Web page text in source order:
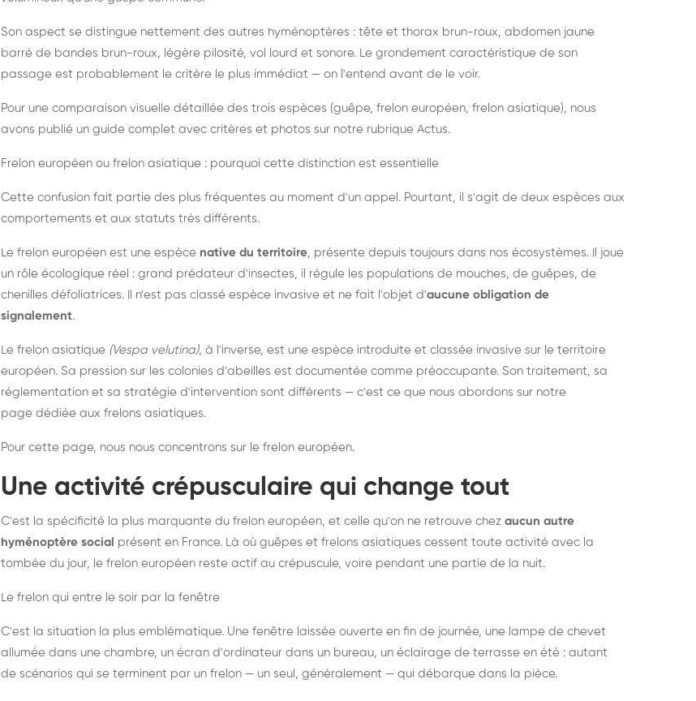
Son aspect se distingue nettement des autres hyménoptères : tête et thorax brun-roux, abdomen jaune
barré de bandes brun-roux, légère pilosité, vol lourd et sonore. Le grondement caractéristique de son
passage est probablement le critère le plus immédiat — on l'entend avant de le voir.
Pour une comparaison visuelle détaillée des trois espèces (guêpe, frelon européen, frelon asiatique), nous
avons publié un guide complet avec critères et photos sur notre rubrique Actus.
Frelon européen ou frelon asiatique : pourquoi cette distinction est essentielle
Cette confusion fait partie des plus fréquentes au moment d'un appel. Pourtant, il s'agit de deux espèces aux
comportements et aux statuts très différents.
Le frelon européen est une espèce native du territoire, présente depuis toujours dans nos écosystèmes. Il joue
un rôle écologique réel : grand prédateur d'insectes, il régule les populations de mouches, de guêpes, de
chenilles défoliatrices. Il n'est pas classé espèce invasive et ne fait l'objet d'aucune obligation de
signalement.
Le frelon asiatique (Vespa velutina), à l'inverse, est une espèce introduite et classée invasive sur le territoire
européen. Sa pression sur les colonies d'abeilles est documentée comme préoccupante. Son traitement, sa
réglementation et sa stratégie d'intervention sont différents — c'est ce que nous abordons sur notre
page dédiée aux frelons asiatiques.
Pour cette page, nous nous concentrons sur le frelon européen.
Une activité crépusculaire qui change tout
C'est la spécificité la plus marquante du frelon européen, et celle qu'on ne retrouve chez aucun autre
hyménoptère social présent en France. Là où guêpes et frelons asiatiques cessent toute activité avec la
tombée du jour, le frelon européen reste actif au crépuscule, voire pendant une partie de la nuit.
Le frelon qui entre le soir par la fenêtre
C'est la situation la plus emblématique. Une fenêtre laissée ouverte en fin de journée, une lampe de chevet
allumée dans une chambre, un écran d'ordinateur dans un bureau, un éclairage de terrasse en été : autant
de scénarios qui se terminent par un frelon — un seul, généralement — qui débarque dans la pièce.